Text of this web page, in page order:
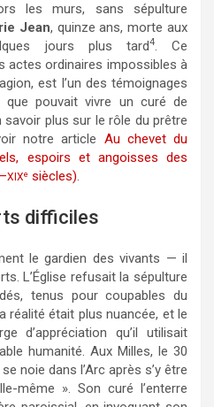
les murs, sans sépulture
Jean, quinze ans, morte aux
jours plus tard4. Ce
actes ordinaires impossibles à
est l’un des témoignages
pouvait vivre un curé de
savoir plus sur le rôle du prêtre
notre article Au chevet du
espoirs et angoisses des
–XIXe siècles).
difficiles
le gardien des vivants — il
L’Église refusait la sépulture
tenus pour coupables du
réalité était plus nuancée, et le
d’appréciation qu’il utilisait
humanité. Aux Milles, le 30
se noie dans l’Arc après s’y être
même ». Son curé l’enterre